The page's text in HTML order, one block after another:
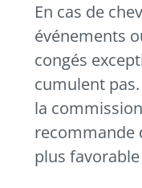
En cas de
événements
congés
cumulent
la
recommande
plus